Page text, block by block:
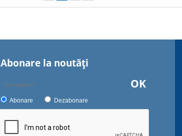
Abonare la noutăţi
OK
Abonare Dezabonare